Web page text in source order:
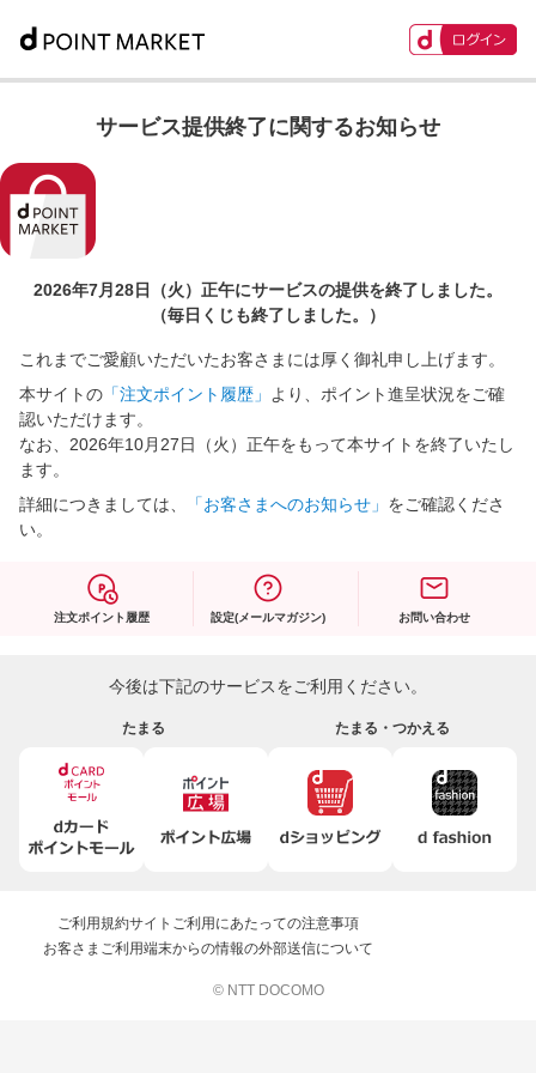
サービス提供終了に関するお知らせ
2026年7月28日（火）正午にサービスの提供を終了しました。
（毎日くじも終了しました。）
これまでご愛顧いただいたお客さまには厚く御礼申し上げます。
本サイトの 「注文ポイント履歴」
より、ポイント進呈状況をご確
認いただけます。
なお、2026年10月27日（火）正午をもって本サイトを終了いたし
ます。
詳細につきましては、
「お客さまへのお知らせ」 をご確認くださ
い。
注文ポイント履歴 設定(メールマガジン) お問い合わせ
今後は下記のサービスをご利用ください。
たまる たまる・つかえる
ご利用規約サイトご利用にあたっての注意事項
お客さまご利用端末からの情報の外部送信について
© NTT DOCOMO